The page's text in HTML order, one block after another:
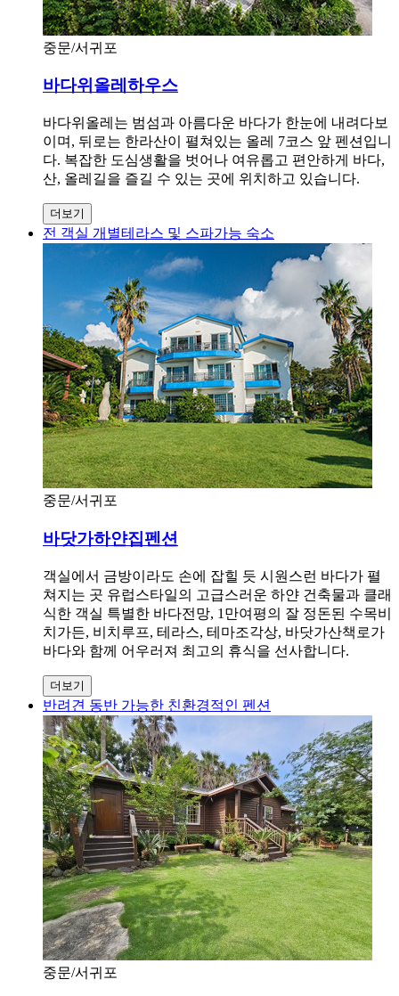
중문/서귀포
바다위올레하우스
바다위올레는 범섬과 아름다운 바다가 한눈에 내려다보
이며, 뒤로는 한라산이 펼쳐있는 올레 7코스 앞 펜션입니
다. 복잡한 도심생활을 벗어나 여유롭고 편안하게 바다,
산, 올레길을 즐길 수 있는 곳에 위치하고 있습니다.
더보기
전 객실 개별테라스 및 스파가능 숙소
중문/서귀포
바닷가하얀집펜션
객실에서 금방이라도 손에 잡힐 듯 시원스런 바다가 펼
쳐지는 곳 유럽스타일의 고급스러운 하얀 건축물과 클래
식한 객실 특별한 바다전망, 1만여평의 잘 정돈된 수목비
치가든, 비치루프, 테라스, 테마조각상, 바닷가산책로가
바다와 함께 어우러져 최고의 휴식을 선사합니다.
더보기
반려견 동반 가능한 친환경적인 펜션
중문/서귀포